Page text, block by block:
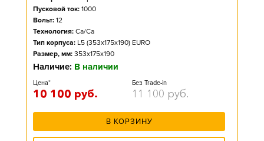
Пусковой ток: 1000
Вольт: 12
Технология: Ca/Ca
Тип корпуса: L5 (353x175x190) EURO
Размер, мм: 353x175x190
Наличие: В наличии
Цена*
10 100 руб.
Без Trade-in
11 100 руб.
В КОРЗИНУ